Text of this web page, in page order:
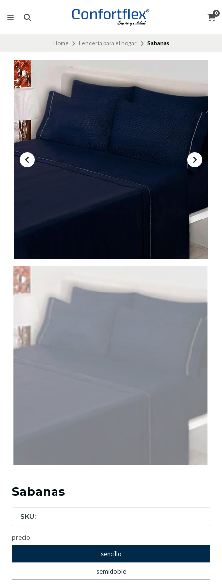
0
Home Lencería para el hogar Sabanas
Sabanas
SKU:
precio
sencillo
semidoble